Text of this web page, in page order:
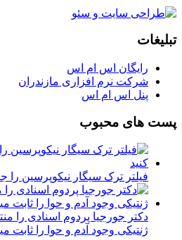
تبلیغات
رایگان اس ام اس
شرکت نرم افزاری مازندران
پنل اس ام اس
پست های محبوب
فیلتر ترک سیگار نیکوپرسین را
دکتر جورجیا پردوم اسنادی را
ژنتیکی وجود آدم و حوا را ثابت